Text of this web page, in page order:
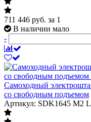
711 446 руб. за 1
В наличии мало
-
Самоходный
со свободным подъемом
Артикул: SDK1645 M2